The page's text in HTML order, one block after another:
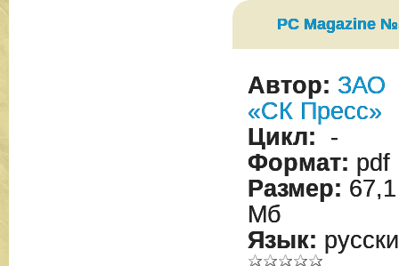
PC Magazine
Автор: ЗАО
«СК Пресс»
Цикл: -
Формат: pdf
Размер: 67,1
Мб
Язык: